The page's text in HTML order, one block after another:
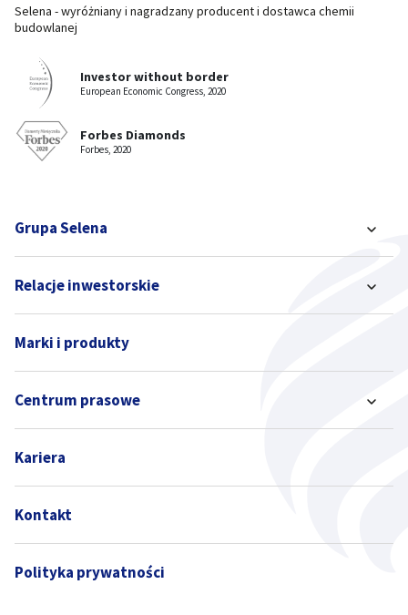
Selena - wyróżniany i nagradzany producent i dostawca chemii
budowlanej
Investor without border
European Economic Congress, 2020
Forbes Diamonds
Forbes, 2020
Grupa Selena
Relacje inwestorskie
Marki i produkty
Centrum prasowe
Kariera
Kontakt
Polityka prywatności